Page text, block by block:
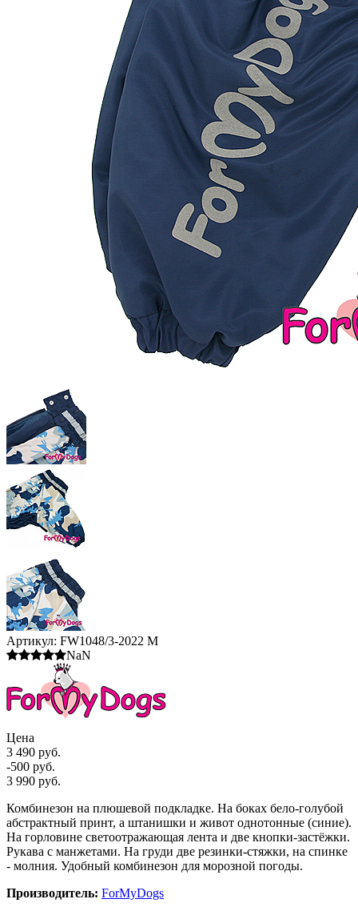
Артикул: FW1048/3-2022 M
NaN
Цена
3 490 руб.
-500 руб.
3 990 руб.
Комбинезон на плюшевой подкладке. На боках бело-голубой
абстрактный принт, а штанишки и живот однотонные (синие).
На горловине светоотражающая лента и две кнопки-застёжки.
Рукава с манжетами. На груди две резинки-стяжки, на спинке
- молния. Удобный комбинезон для морозной погоды.
Производитель: ForMyDogs